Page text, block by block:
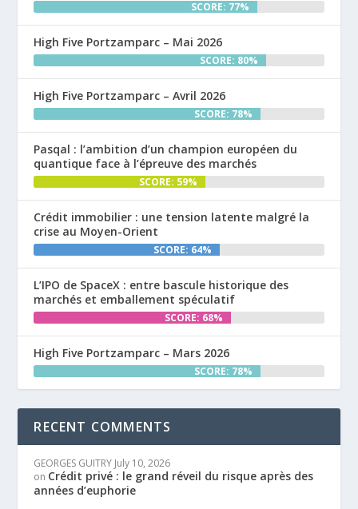
SCORE: 77%
High Five Portzamparc – Mai 2026
SCORE: 80%
High Five Portzamparc – Avril 2026
SCORE: 78%
Pasqal : l’ambition d’un champion européen du
quantique face à l’épreuve des marchés
SCORE: 59%
Crédit immobilier : une tension latente malgré la
crise au Moyen-Orient
SCORE: 64%
L’IPO de SpaceX : entre bascule historique des
marchés et emballement spéculatif
SCORE: 68%
High Five Portzamparc – Mars 2026
SCORE: 78%
RECENT COMMENTS
GEORGES GUITRY July 10, 2026
on Crédit privé : le grand réveil du risque après des
années d’euphorie